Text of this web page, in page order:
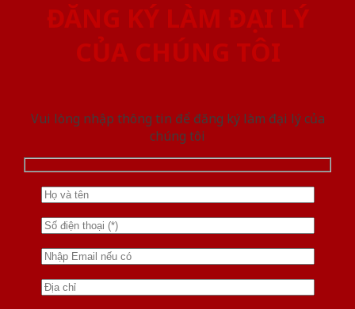
ĐĂNG KÝ LÀM ĐẠI LÝ
CỦA CHÚNG TÔI
Vui lòng nhập thông tin để đăng ký làm đại lý của
chúng tôi